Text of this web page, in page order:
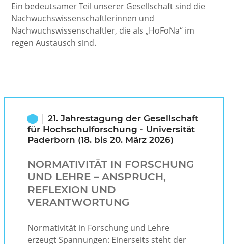
Ein bedeutsamer Teil unserer Gesellschaft sind die
Nachwuchs­wissenschaftlerinnen und
Nachwuchswissenschaftler, die als „HoFoNa“ im
regen Austausch sind.
21. Jahrestagung der Gesellschaft
für Hochschulforschung - Universität
Paderborn (18. bis 20. März 2026)
NORMATIVITÄT IN FORSCHUNG
UND LEHRE – ANSPRUCH,
REFLEXION UND
VERANTWORTUNG
Normativität in Forschung und Lehre
erzeugt Spannungen: Einerseits steht der